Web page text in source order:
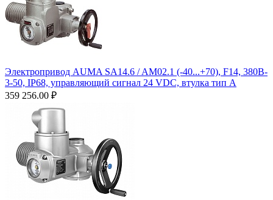
Электропривод AUMA SA14.6 / AM02.1 (-40...+70), F14, 380B-
3-50, IP68, управляющий сигнал 24 VDC, втулка тип А
359 256.00 ₽